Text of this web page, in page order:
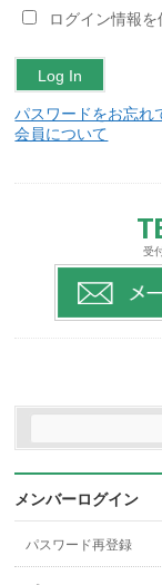
ログイン情報を
パスワードをお忘れ
会員について
受
メンバーログイン
パスワード再登録